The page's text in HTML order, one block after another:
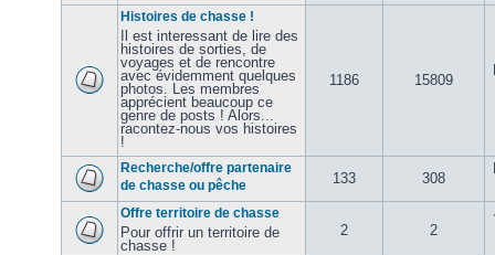
Histoires de chasse !
Il est interessant de lire des
histoires de sorties, de
voyages et de rencontre
avec évidemment quelques
photos. Les membres
apprécient beaucoup ce
genre de posts ! Alors...
racontez-nous vos histoires
!
1186 15809
Recherche/offre partenaire
de chasse ou pêche
133 308
Offre territoire de chasse
Pour offrir un territoire de
chasse !
2 2